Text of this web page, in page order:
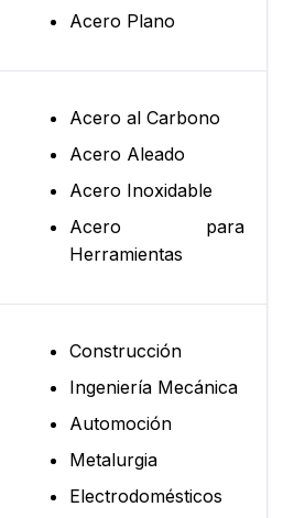
Acero Plano
Acero al Carbono
Acero Aleado
Acero Inoxidable
Acero para
Herramientas
Construcción
Ingeniería Mecánica
Automoción
Metalurgia
Electrodomésticos